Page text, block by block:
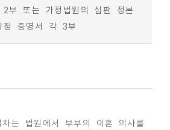
2부 또는 가정법원의 심판 정본
정 증명서 각 3부
는 법원에서 부부의 이혼 의사를